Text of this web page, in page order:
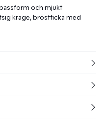
och mjukt
krage, bröstficka med